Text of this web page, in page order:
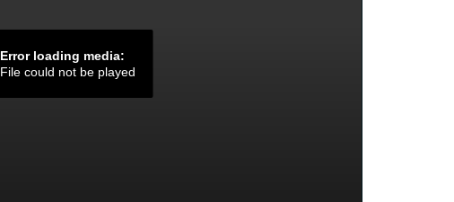
Error loading media:
File could not be played